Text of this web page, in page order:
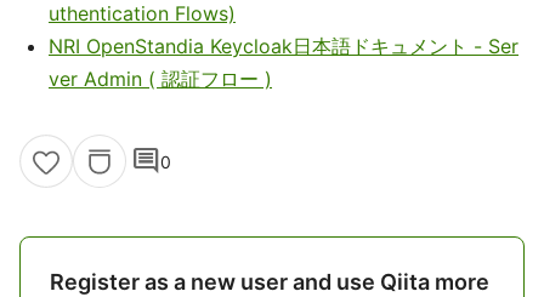
uthentication Flows)
NRI OpenStandia Keycloak日本語ドキュメント - Ser
ver Admin ( 認証フロー )
comment0
Register as a new user and use Qiita more